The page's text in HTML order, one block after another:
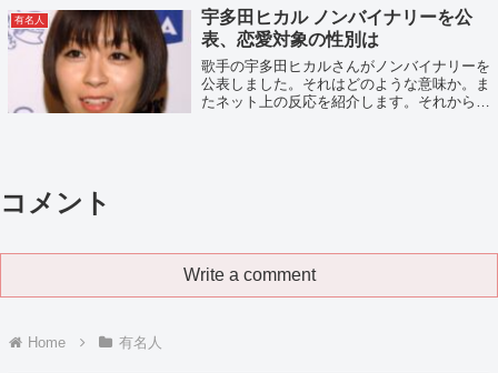
上げています。辺見さんの顔の形は面長寄り
な...
有名人
宇多田ヒカル ノンバイナリーを公
表、恋愛対象の性別は
歌手の宇多田ヒカルさんがノンバイナリーを
公表しました。それはどのような意味か。ま
たネット上の反応を紹介します。それから宇
コメント
Write a comment
Home 有名人